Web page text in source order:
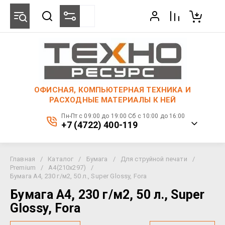
ОФИСНАЯ, КОМПЬЮТЕРНАЯ ТЕХНИКА И
РАСХОДНЫЕ МАТЕРИАЛЫ К НЕЙ
Пн-Пт с 09:00 до 19:00 Сб с 10:00 до 16:00
+7 (4722) 400-119
Главная / Каталог / Бумага / Для струйной печати
/
Premium
/ A4(210x297)
/
Бумага A4, 230 г/м2, 50 л., Super Glossy, Fora
Бумага A4, 230 г/м2, 50 л., Super
Glossy, Fora